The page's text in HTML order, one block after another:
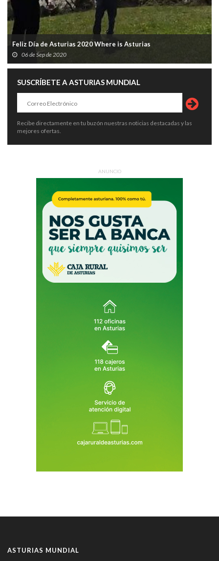
Feliz Día de Asturias 2020 Where is Asturias
06 de Sep de 2020
SUSCRÍBETE A ASTURIAS MUNDIAL
Recibe directamente en tu buzón nuestras noticias destacadas y las
mejores ofertas.
ANUNCIO
ASTURIAS MUNDIAL